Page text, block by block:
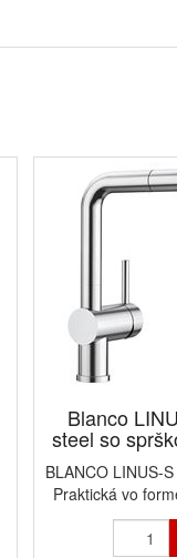
Blanco
steel so
BLANCO LINUS-
Praktická vo